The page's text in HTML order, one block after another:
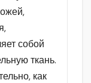
собой
ткань.
как